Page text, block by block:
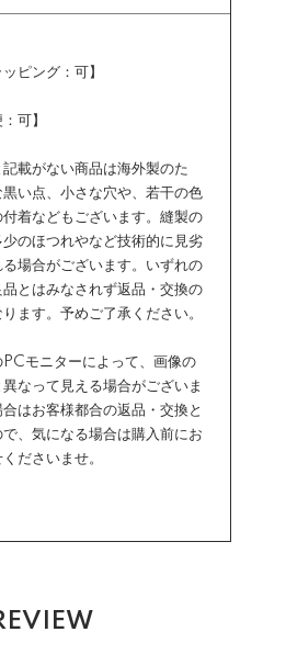
ッピング：可】
可】
記載がない商品は海外製のた
い点、小さな穴や、若干の色
着などもございます。縫製の
少のほつれやなど技術的に見劣
る場合がございます。いずれの
とはみなされず返品・交換の
ます。予めご了承ください。
PCモニターによって、画像の
なって見える場合がございま
はお客様都合の返品・交換と
で、気になる場合は購入前にお
ださいませ。